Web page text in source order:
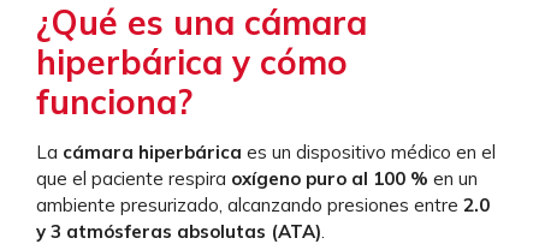
¿Qué es una cámara
hiperbárica y cómo
funciona?
La cámara hiperbárica es un dispositivo médico en el
que el paciente respira oxígeno puro al 100 % en un
ambiente presurizado, alcanzando presiones entre 2.0
y 3 atmósferas absolutas (ATA).